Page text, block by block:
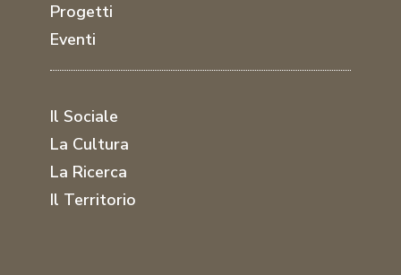
Progetti
Eventi
Il Sociale
La Cultura
La Ricerca
Il Territorio